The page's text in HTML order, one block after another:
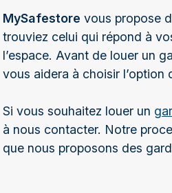
MySafestore vous propose
trouviez celui qui répond à
l’espace. Avant de louer un
vous aidera à choisir l’option
Si vous souhaitez louer un
à nous contacter. Notre
que nous proposons des